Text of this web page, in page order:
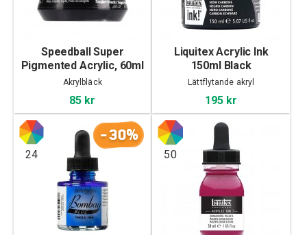
Speedball Super
Pigmented Acrylic, 60ml
Akrylbläck
85 kr
Liquitex Acrylic Ink
150ml Black
Lättflytande akryl
195 kr
-30%
24 50